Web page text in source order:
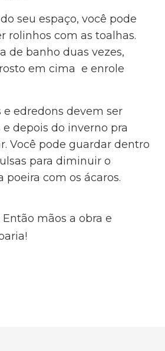
seu espaço, você pode
rolinhos com as toalhas.
de banho duas vezes,
em cima e enrole
e edredons devem ser
e depois do inverno pra
Você pode guardar dentro
para diminuir o
poeira com os ácaros.
mãos a obra e